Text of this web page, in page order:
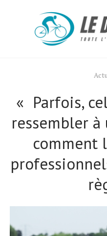
« Parfois,
ressembler
comment